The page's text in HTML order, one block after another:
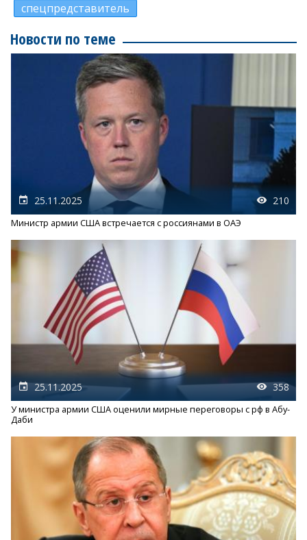
спецпредставитель
Новости по теме
25.11.2025 210
Министр армии США встречается с россиянами в ОАЭ
25.11.2025 358
У министра армии США оценили мирные переговоры с рф в Абу-
Даби